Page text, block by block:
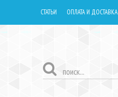
СТАТЬИ ОПЛАТА И ДОСТАВКА